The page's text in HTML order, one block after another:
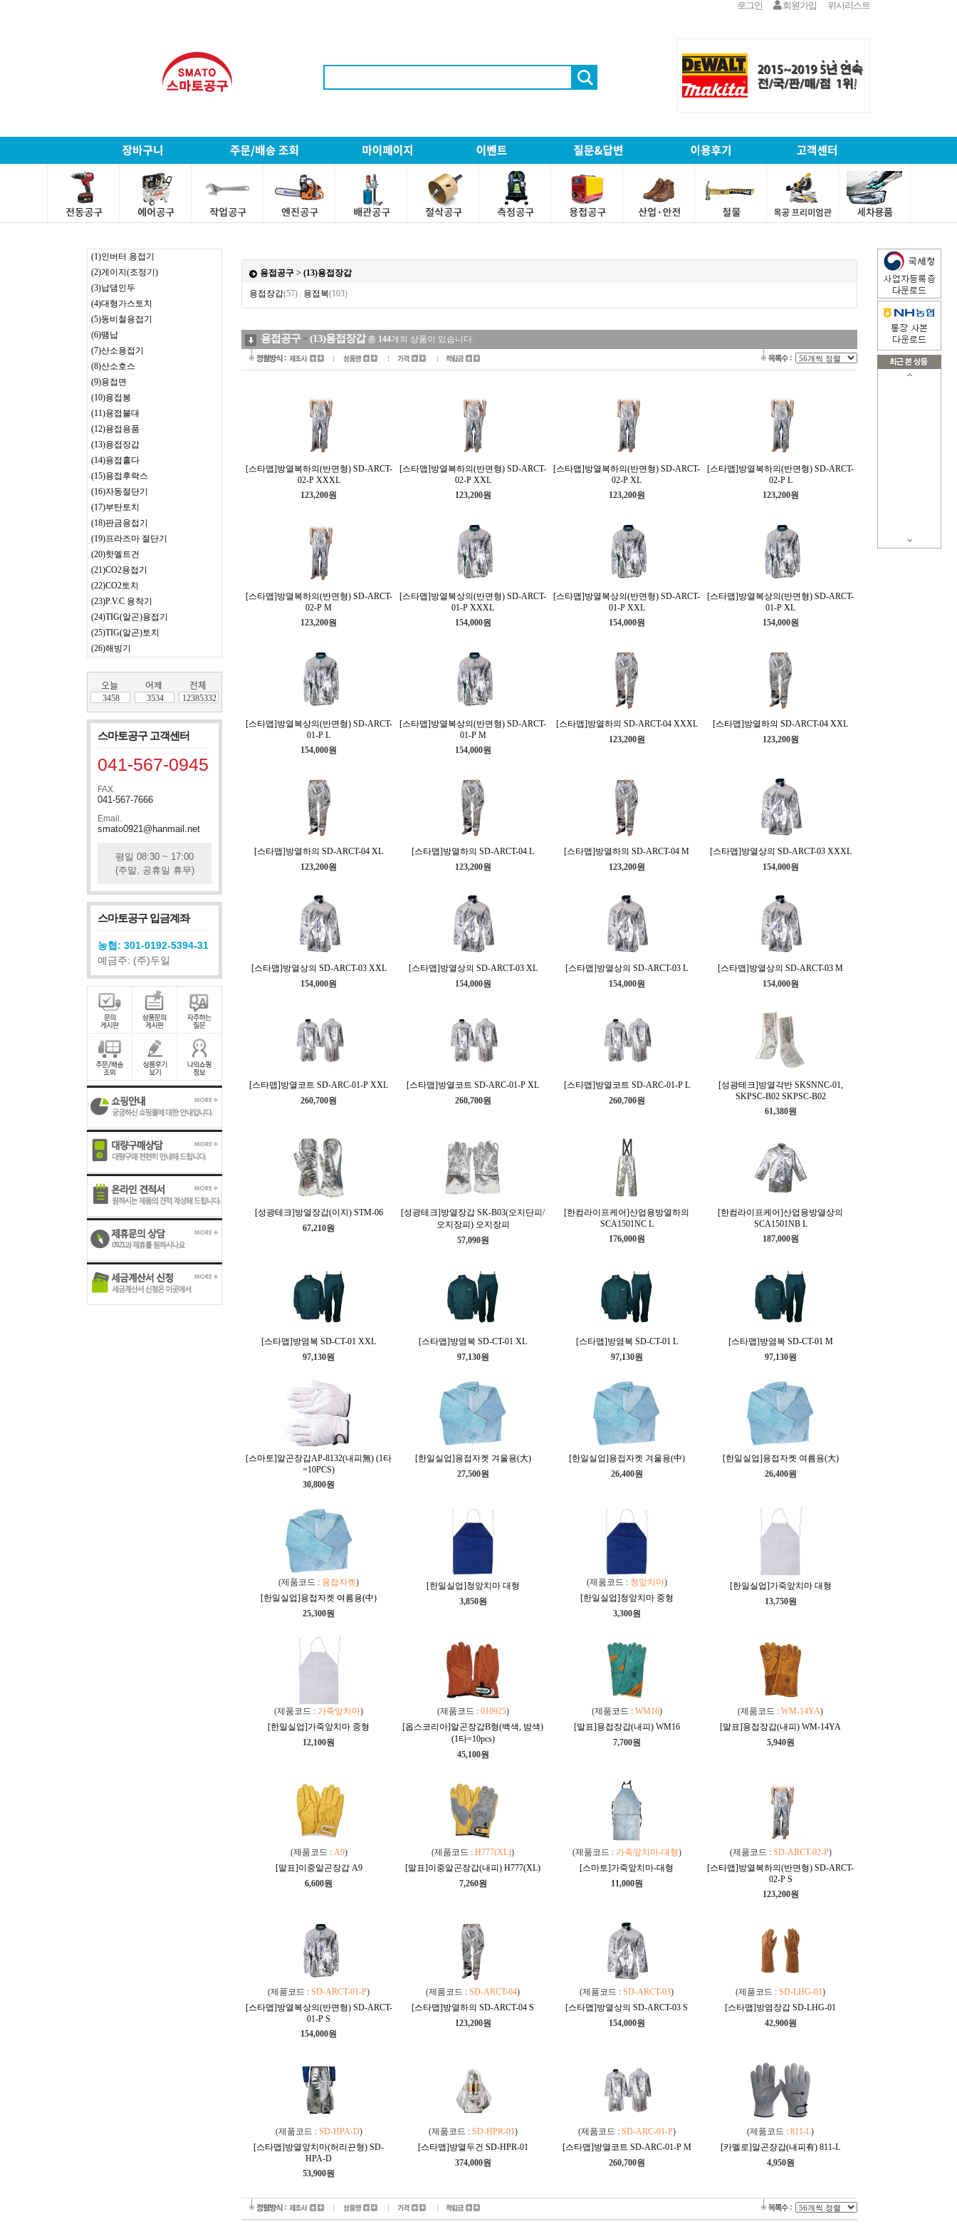
로그인 회원가입 위시리스트
(1)인버터 용접기
(2)게이지(조정기)
(3)납댐인두
(4)대형가스토치
(5)동비철용접기
(6)땜납
(7)산소용접기
(8)산소호스
(9)용접면
(10)용접봉
(11)용접불대
(12)용접용품
(13)용접장갑
(14)용접홀다
(15)용접후락스
(16)자동절단기
(17)부탄토치
(18)판금용접기
(19)프라즈마 절단기
(20)핫멜트건
(21)CO2용접기
(22)CO2토치
(23)P.V.C 융착기
(24)TIG(알곤)용접기
(25)TIG(알곤)토치
(26)해빙기
3458 3534 12385332
스마토공구 고객센터
041-567-0945
FAX.
041-567-7666
Email.
smato0921@hanmail.net
평일 08:30 ~ 17:00
(주말, 공휴일 휴무)
스마토공구 입금계좌
농협: 301-0192-5394-31
예금주: (주)두일
용접공구 > (13)용접장갑
용접장갑(57) 용접복(103)
용접공구> (13)용접장갑 총 144개의 상품이 있습니다.
[스타맵]방열복하의(반면형) SD-ARCT-
02-P XXXL
123,200원
[스타맵]방열복하의(반면형) SD-ARCT-
02-P XXL
123,200원
[스타맵]방열복하의(반면형) SD-ARCT-
02-P XL
123,200원
[스타맵]방열복하의(반면형) SD-ARCT-
02-P L
123,200원
[스타맵]방열복하의(반면형) SD-ARCT-
02-P M
123,200원
[스타맵]방열복상의(반면형) SD-ARCT-
01-P XXXL
154,000원
[스타맵]방열복상의(반면형) SD-ARCT-
01-P XXL
154,000원
[스타맵]방열복상의(반면형) SD-ARCT-
01-P XL
154,000원
[스타맵]방열복상의(반면형) SD-ARCT-
01-P L
154,000원
[스타맵]방열복상의(반면형) SD-ARCT-
01-P M
154,000원
[스타맵]방열하의 SD-ARCT-04 XXXL
123,200원
[스타맵]방열하의 SD-ARCT-04 XXL
123,200원
[스타맵]방열하의 SD-ARCT-04 XL
123,200원
[스타맵]방열하의 SD-ARCT-04 L
123,200원
[스타맵]방열하의 SD-ARCT-04 M
123,200원
[스타맵]방열상의 SD-ARCT-03 XXXL
154,000원
[스타맵]방열상의 SD-ARCT-03 XXL
154,000원
[스타맵]방열상의 SD-ARCT-03 XL
154,000원
[스타맵]방열상의 SD-ARCT-03 L
154,000원
[스타맵]방열상의 SD-ARCT-03 M
154,000원
[스타맵]방열코트 SD-ARC-01-P XXL
260,700원
[스타맵]방열코트 SD-ARC-01-P XL
260,700원
[스타맵]방열코트 SD-ARC-01-P L
260,700원
[성광테크]방열각반 SKSNNC-01,
SKPSC-B02 SKPSC-B02
61,380원
[성광테크]방열장갑(이지) STM-06
67,210원
[성광테크]방열장갑 SK-B03(오지단피/
오지장피) 오지장피
57,090원
[한컴라이프케어]산업용방열하의
SCA1501NC L
176,000원
[한컴라이프케어]산업용방열상의
SCA1501NB L
187,000원
[스타맵]방염복 SD-CT-01 XXL
97,130원
[스타맵]방염복 SD-CT-01 XL
97,130원
[스타맵]방염복 SD-CT-01 L
97,130원
[스타맵]방염복 SD-CT-01 M
97,130원
[스마토]알곤장갑AP-8132(내피無) (1타
=10PCS)
30,800원
[한일실업]용접자켓 겨울용(大)
27,500원
[한일실업]용접자켓 겨울용(中)
26,400원
[한일실업]용접자켓 여름용(大)
26,400원
(제품코드 : 용접자켓)
[한일실업]용접자켓 여름용(中)
25,300원
[한일실업]청앞치마 대형
3,850원
(제품코드 : 청앞치마)
[한일실업]청앞치마 중형
3,300원
[한일실업]가죽앞치마 대형
13,750원
(제품코드 : 가죽앞치마)
[한일실업]가죽앞치마 중형
12,100원
(제품코드 : 010925)
[옵스코리아]알곤장갑B형(백색, 밤색)
(1타=10pcs)
45,100원
(제품코드 : WM16)
[말표]용접장갑(내피) WM16
7,700원
(제품코드 : WM-14YA)
[말표]용접장갑(내피) WM-14YA
5,940원
(제품코드 : A9)
[말표]이중알곤장갑 A9
6,600원
(제품코드 : H777(XL))
[말표]이중알곤장갑(내피) H777(XL)
7,260원
(제품코드 : 가죽앞치마-대형)
[스마토]가죽앞치마-대형
11,000원
(제품코드 : SD-ARCT-02-P)
[스타맵]방열복하의(반면형) SD-ARCT-
02-P S
123,200원
(제품코드 : SD-ARCT-01-P)
[스타맵]방열복상의(반면형) SD-ARCT-
01-P S
154,000원
(제품코드 : SD-ARCT-04)
[스타맵]방열하의 SD-ARCT-04 S
123,200원
(제품코드 : SD-ARCT-03)
[스타맵]방열상의 SD-ARCT-03 S
154,000원
(제품코드 : SD-LHG-01)
[스타맵]방염장갑 SD-LHG-01
42,900원
(제품코드 : SD-HPA-D)
[스타맵]방열앞치마(허리끈형) SD-
HPA-D
53,900원
(제품코드 : SD-HPR-01)
[스타맵]방열두건 SD-HPR-01
374,000원
(제품코드 : SD-ARC-01-P)
[스타맵]방열코트 SD-ARC-01-P M
260,700원
(제품코드 : 811-L)
[카멜로]알곤장갑(내피有) 811-L
4,950원